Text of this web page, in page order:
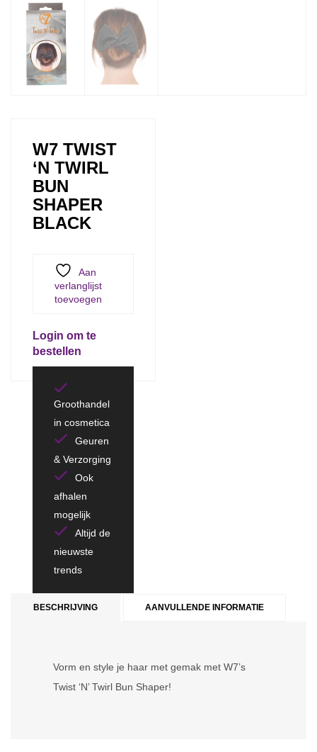
W7 TWIST
‘N TWIRL
BUN
SHAPER
BLACK
Aan
verlanglijst
toevoegen
Login om te
bestellen
Groothandel
in cosmetica
Geuren
& Verzorging
Ook
afhalen
mogelijk
Altijd de
nieuwste
trends
BESCHRIJVING AANVULLENDE INFORMATIE
Vorm en style je haar met gemak met W7’s
Twist ‘N’ Twirl Bun Shaper!